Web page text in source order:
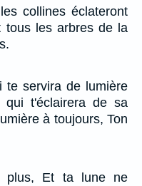
collines éclateront
tous les arbres de la
te servira de lumière
t'éclairera de sa
à toujours, Ton
plus, Et ta lune ne